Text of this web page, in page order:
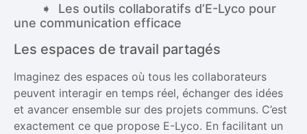
Les outils collaboratifs d’E-Lyco pour
une communication efficace
Les espaces de travail partagés
Imaginez des espaces où tous les collaborateurs
peuvent interagir en temps réel, échanger des idées
et avancer ensemble sur des projets communs. C’est
exactement ce que propose E-Lyco. En facilitant un